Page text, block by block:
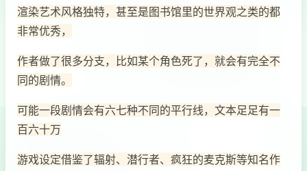
渲染艺术风格独特，甚至是图书馆里的世界观之类的都
非常优秀，
作者做了很多分支，比如某个角色死了，就会有完全不
同的剧情。
可能一段剧情会有六七种不同的平行线，文本足足有一
百六十万
游戏设定借鉴了辐射、潜行者、疯狂的麦克斯等知名作